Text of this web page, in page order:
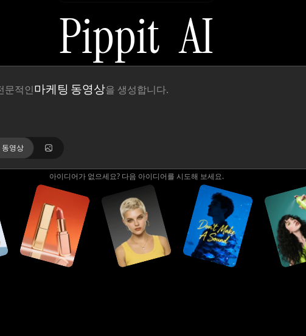
Pippit AI
문적인마케팅 동영상을 생성합니다.
요소를 활용해 미니멀한 럭셔리
고객에게 안내하는 매력적인아바타 동영상을 만듭니다.
문적인마케팅 동영상을 생성합니다.
동영상
아이디어가 없으세요? 다음 아이디어를 시도해 보세요.